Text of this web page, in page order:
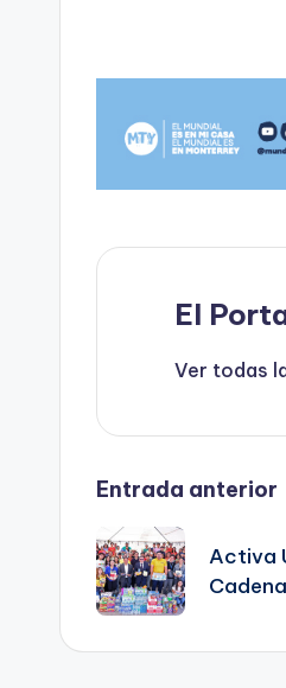
e
b
o
o
k
o
d
o
n
l
El
Ver todas
de
entradas
Entrada anterior
Activa